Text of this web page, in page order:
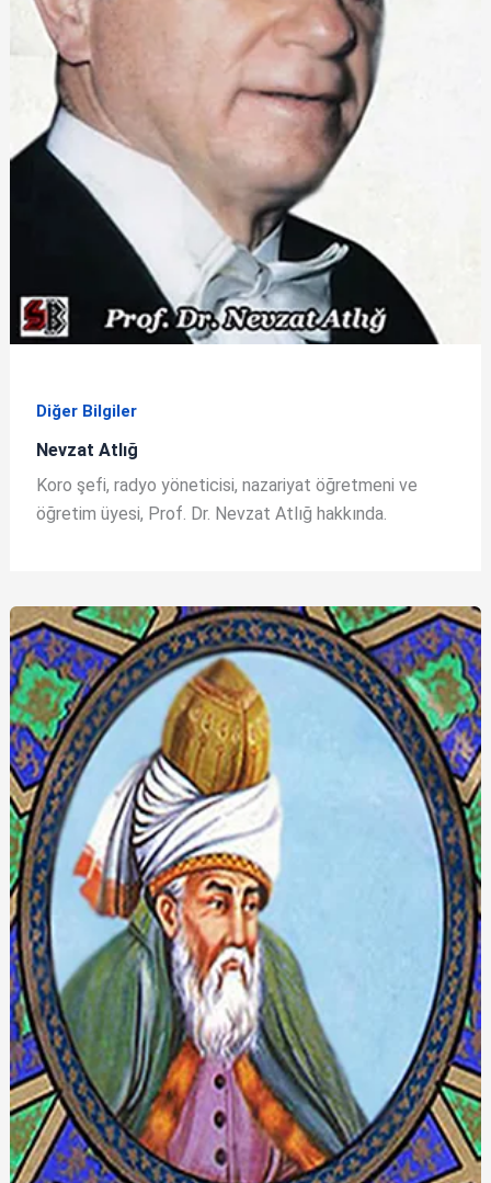
Diğer Bilgiler
Nevzat Atlığ
Koro şefi, radyo yöneticisi, nazariyat öğretmeni ve
öğretim üyesi, Prof. Dr. Nevzat Atlığ hakkında.